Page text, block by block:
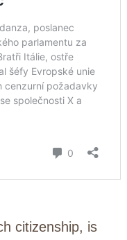
citizenship, is